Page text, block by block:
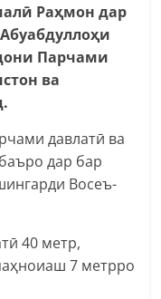
Раҳмон дар
Парчами
ва
давлатӣ ва
дар бар
Восеъ-
40 метр,
7 метрро